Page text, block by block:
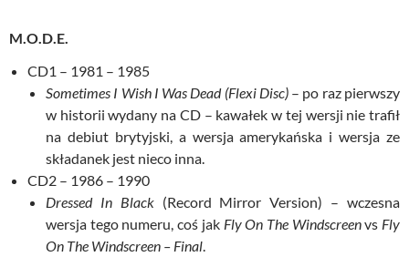
M.O.D.E.
CD1 – 1981 – 1985
Sometimes I Wish I Was Dead (Flexi Disc)– po raz pierwszy
w historii wydany na CD – kawałek w tej wersji nie trafił
na debiut brytyjski, a wersja amerykańska i wersja ze
składanek jest nieco inna.
CD2 – 1986 – 1990
Dressed In Black(Record Mirror Version) – wczesna
wersja tego numeru, coś jak Fly On The Windscreenvs Fly
On The Windscreen – Final